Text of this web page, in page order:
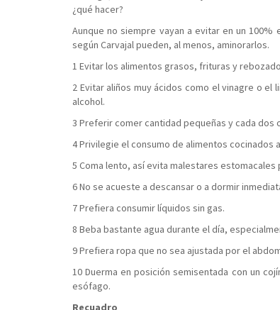
¿qué hacer?
Aunque no siempre vayan a evitar en un
según Carvajal pueden, al menos, aminorarlos.
1 Evitar los alimentos grasos, frituras y
2 Evitar aliños muy ácidos como el vinagre o
alcohol.
3 Preferir comer cantidad pequeñas y cada dos
4 Privilegie el consumo de alimentos cocinados
5 Coma lento, así evita malestares
6 No se acueste a descansar o a dormir
7 Prefiera consumir líquidos sin gas.
8 Beba bastante agua durante el día,
9 Prefiera ropa que no sea ajustada por el
10 Duerma en posición semisentada con un
esófago.
Recuadro